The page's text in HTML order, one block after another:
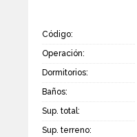
Código:
Operación:
Dormitorios:
Baños:
Sup. total:
Sup. terreno: